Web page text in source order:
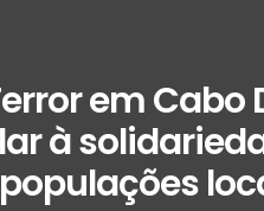
em
à
populações